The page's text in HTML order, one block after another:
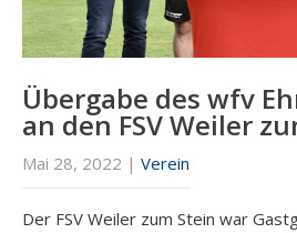
Übergabe des wfv
an den FSV Weiler
Mai 28, 2022 | Verein
Der FSV Weiler zum Stein war